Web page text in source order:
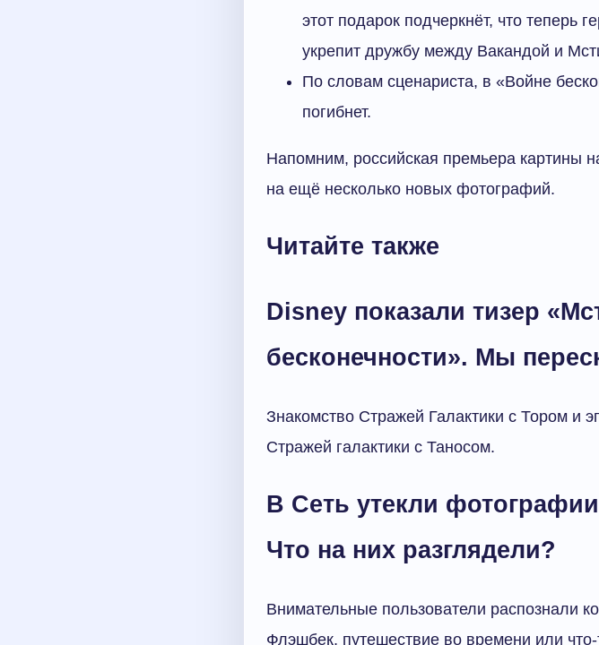
этот подарок подчеркнёт, что теперь
укрепит дружбу между Вакандой и
По словам сценариста, в «Войне
погибнет.
Напомним, российская премьера картины
на ещё несколько новых фотографий.
Читайте также
Disney показали тизер
бесконечности». Мы
Знакомство Стражей Галактики с Тором и
Стражей галактики с Таносом.
В Сеть утекли
Что на них разглядели?
Внимательные пользователи распознали
Флэшбек, путешествие во времени или